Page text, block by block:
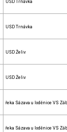
USD Trnávka
USD Trnávka
USD Želiv
USD Želiv
řeka Sázava u loděnice VS
řeka Sázava u loděnice VS